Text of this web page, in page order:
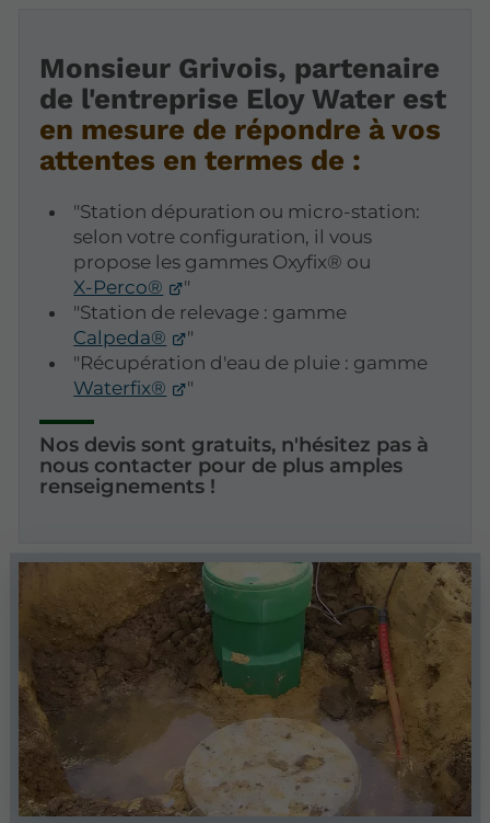
Monsieur Grivois, partenaire
de l'entreprise Eloy Water est
en mesure de répondre à vos
attentes en termes de :
"Station dépuration ou micro-station:
selon votre configuration, il vous
propose les gammes Oxyfix® ou
X-Perco®
"
"Station de relevage : gamme
Calpeda®
"
"Récupération d'eau de pluie : gamme
Waterfix®
"
Nos devis sont gratuits, n'hésitez pas à
nous contacter pour de plus amples
renseignements !